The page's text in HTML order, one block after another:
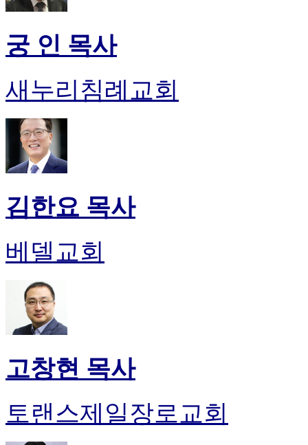
궁 인 목사
새누리침례교회
김한요 목사
베델교회
고창현 목사
토랜스제일장로교회